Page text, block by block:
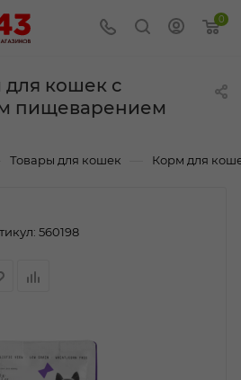
0
для кошек с
пищеварением
Товары для кошек Корм для
560198